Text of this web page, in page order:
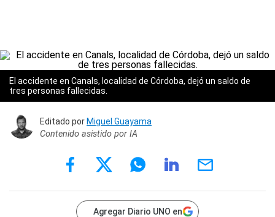
El accidente en Canals, localidad de Córdoba, dejó un saldo de
tres personas fallecidas.
Editado porMiguel Guayama
Contenido asistido por IA
Agregar Diario UNO en